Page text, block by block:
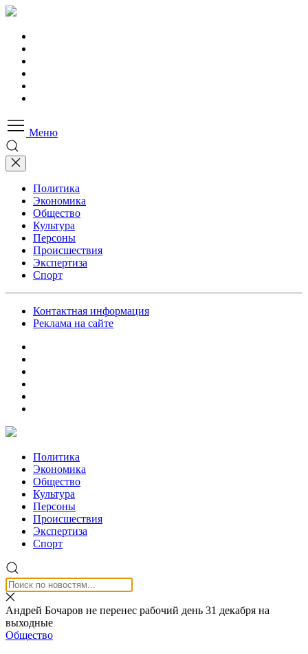
Меню
Политика
Экономика
Общество
Культура
Персоны
Происшествия
Экспертиза
Спорт
Контактная информация
Реклама на сайте
Политика
Экономика
Общество
Культура
Персоны
Происшествия
Экспертиза
Спорт
Андрей Бочаров не перенес рабочий день 31 декабря на
выходные
Общество